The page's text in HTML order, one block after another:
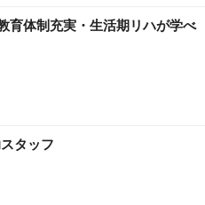
育体制充実・生活期リハが学べ
タッフ